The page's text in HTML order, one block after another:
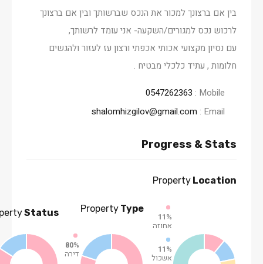
בין אם ברצונך למכור את הנכס שברשותך ובין אם ברצונך
לרכוש נכס למגורים/השקעה- אני עומד לרשותך,
עם נסיון מקצועי אכותי אכפתי ורצון עז לעזור ולהגשים
חלומות , עתיד כלכלי מבטיח .
Mobile :
0547262363
Email :
shalomhizgilov@gmail.com
Progress & Stats
Property Location
11%
אחוזה
11%
אשכול
Property Type
80%
דירה
Status